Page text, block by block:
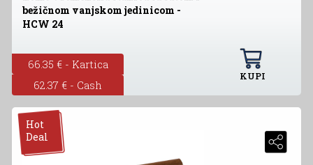
bežičnom vanjskom jedinicom -
HCW 24
66.35 € - Kartica
62.37 € - Cash
KUPI
Hot
Deal